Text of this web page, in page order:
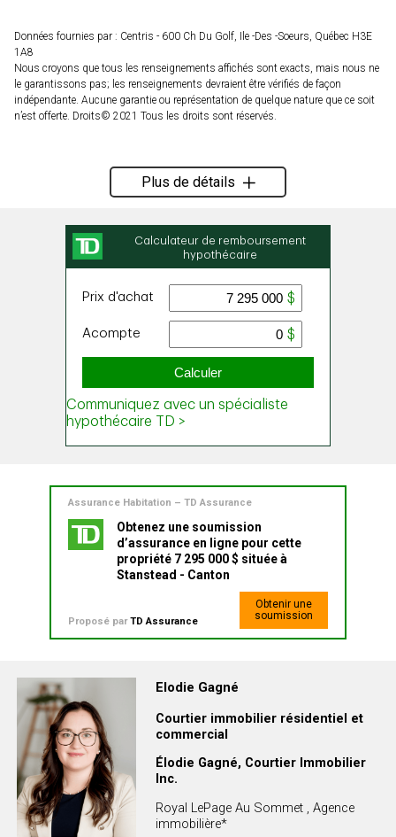
Données fournies par : Centris - 600 Ch Du Golf, Ile -Des -Soeurs, Québec H3E
1A8
Nous croyons que tous les renseignements affichés sont exacts, mais nous ne
le garantissons pas; les renseignements devraient être vérifiés de façon
indépendante. Aucune garantie ou représentation de quelque nature que ce soit
n’est offerte. Droits© 2021 Tous les droits sont réservés.
Plus de détails
Assurance Habitation – TD Assurance
Obtenez une soumission
d’assurance en ligne pour cette
propriété 7 295 000 $ située à
Stanstead - Canton
Proposé parTD Assurance
Obtenir une
soumission
Elodie Gagné
Courtier immobilier résidentiel et
commercial
Élodie Gagné, Courtier Immobilier
Inc.
Royal LePage Au Sommet , Agence
immobilière*